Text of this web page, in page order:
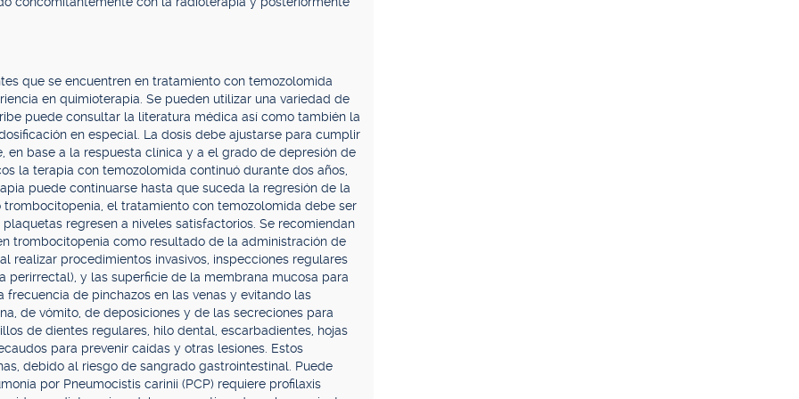
que se encuentren en tratamiento con temozolomida
en quimioterapia. Se pueden utilizar una variedad de
puede consultar la literatura médica así como también la
en especial. La dosis debe ajustarse para cumplir
base a la respuesta clínica y a el grado de depresión de
la terapia con temozolomida continuó durante dos años,
puede continuarse hasta que suceda la regresión de la
el tratamiento con temozolomida debe ser
regresen a niveles satisfactorios. Se recomiendan
trombocitopenia como resultado de la administración de
realizar procedimientos invasivos, inspecciones regulares
perirrectal), y las superficie de la membrana mucosa para
de pinchazos en las venas y evitando las
de vómito, de deposiciones y de las secreciones para
de dientes regulares, hilo dental, escarbadientes, hojas
para prevenir caídas y otras lesiones. Estos
debido al riesgo de sangrado gastrointestinal. Puede
por Pneumocistis carinii (PCP) requiere profilaxis